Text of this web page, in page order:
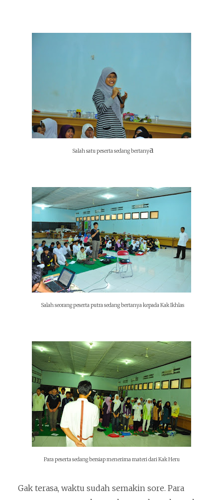
Salah satu peserta sedang bertanya
Salah seorang peserta putra sedang bertanya kepada Kak Ikhlas
Para peserta sedang bersiap menerima materi dari Kak Heru
Gak terasa, waktu sudah semakin sore. Para